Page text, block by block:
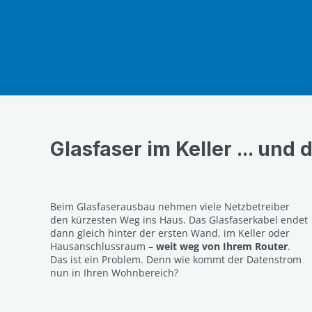
Glasfaser im Keller ... und
Beim Glasfaserausbau nehmen viele Netzbetreiber
den kürzesten Weg ins Haus. Das Glasfaserkabel endet
dann gleich hinter der ersten Wand, im Keller oder
Hausanschlussraum – weit weg von Ihrem Router.
Das ist ein Problem. Denn wie kommt der Datenstrom
nun in Ihren Wohnbereich?